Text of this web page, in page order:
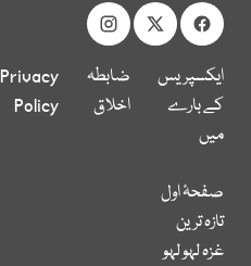
ایکسپریس
کے بارے
میں
ضابطہ
اخلاق
Privacy
Policy
صفحۂ اول
تازہ ترین
غزہ لہو لہو